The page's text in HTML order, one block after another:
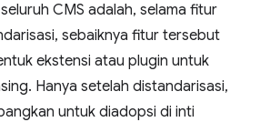
CMS adalah, selama fitur
sebaiknya fitur tersebut
ekstensi atau plugin untuk
Hanya setelah distandarisasi,
untuk diadopsi di inti